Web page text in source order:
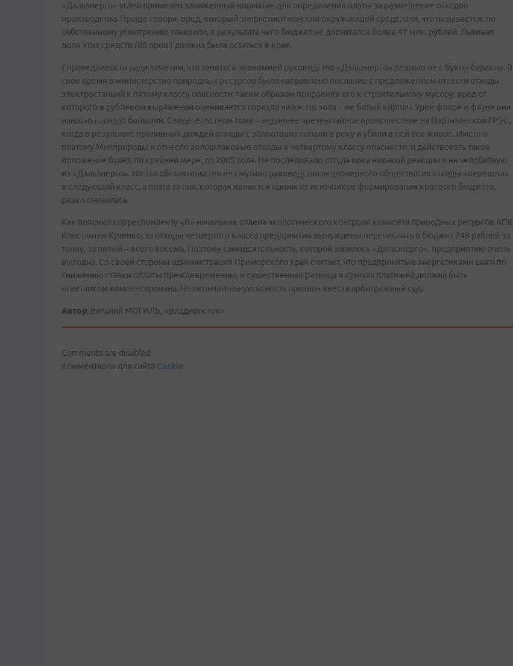
«Дальэнерго» углей применен заниженный норматив для определения платы за размещение отходов
производства. Проще говоря, вред, который энергетики нанесли окружающей среде, они, что называется, по
собственному усмотрению занизили, в результате чего бюджет не досчитался более 47 млн. рублей. Львиная
доля этих средств (80 проц.) должна была остаться в крае.
Справедливости ради заметим, что заняться экономией руководство «Дальэнерго» решило не с бухты-барахты. В
свое время в министерство природных ресурсов было направлено послание с предложением отнести отходы
электростанций к пятому классу опасности, таким образом прировняв его к строительному мусору, вред от
которого в рублевом выражении оценивается гораздо ниже. Но зола – не битый кирпич. Урон флоре и фауне она
наносит гораздо больший. Свидетельством тому – недавнее чрезвычайное происшествие на Партизанской ГРЭС,
когда в результате проливных дождей отходы с золоотвала попали в реку и убили в ней все живое. Именно
поэтому Минприроды и отнесло золошлаковые отходы к четвертому классу опасности, и действовать такое
положение будет, по крайней мере, до 2005 года. Не последовало оттуда пока никакой реакции и на челобитную
из «Дальэнерго». Но это обстоятельство не смутило руководство акционерного общества: их отходы «перешли»
в следующий класс, а плата за них, которая является одним из источников формирования краевого бюджета,
резко снизилась.
Как пояснил корреспонденту «В» начальник отдела экологического контроля комитета природных ресурсов АПК
Константин Кученко, за отходы четвертого класса предприятия вынуждены перечислять в бюджет 248 рублей за
тонну, за пятый – всего восемь. Поэтому самодеятельность, которой занялось «Дальэнерго», предприятию очень
выгодна. Со своей стороны администрация Приморского края считает, что предпринятые энергетиками шаги по
снижению ставки оплаты преждевременны, и существенная разница в суммах платежей должна быть
ответчиком компенсирована. Но окончательную ясность призван внести арбитражный суд.
Автор: Виталий МОГИЛЬ, «Владивосток»
Comments are disabled
Комментарии для сайта Cackle